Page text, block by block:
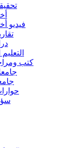
فيديو
كتب